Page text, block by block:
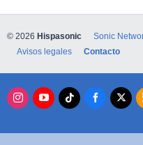
© 2026 Hispasonic Sonic
Avisos legales
Contacto